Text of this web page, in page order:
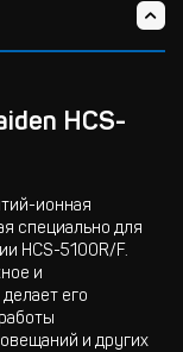
HCS-
ионная
специально для
HCS-5100R/F.
и
его
и других